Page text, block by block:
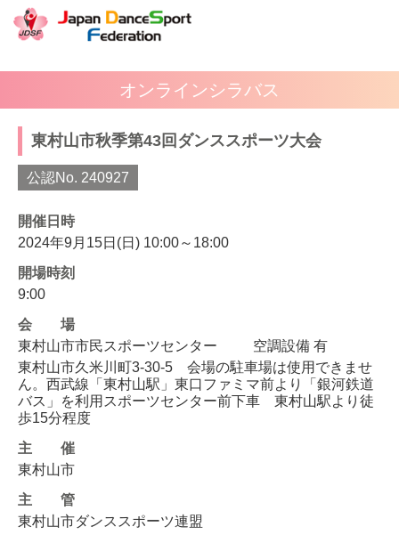
オンラインシラバス
東村山市秋季第43回ダンススポーツ大会
公認No. 240927
開催日時
2024年9月15日(日) 10:00～18:00
開場時刻
9:00
会場
東村山市市民スポーツセンター
空調設備 有
東村山市久米川町3-30-5 会場の駐車場は使用できませ
ん。西武線「東村山駅」東口ファミマ前より「銀河鉄道
バス」を利用スポーツセンター前下車 東村山駅より徒
歩15分程度
主催
東村山市
主管
東村山市ダンススポーツ連盟